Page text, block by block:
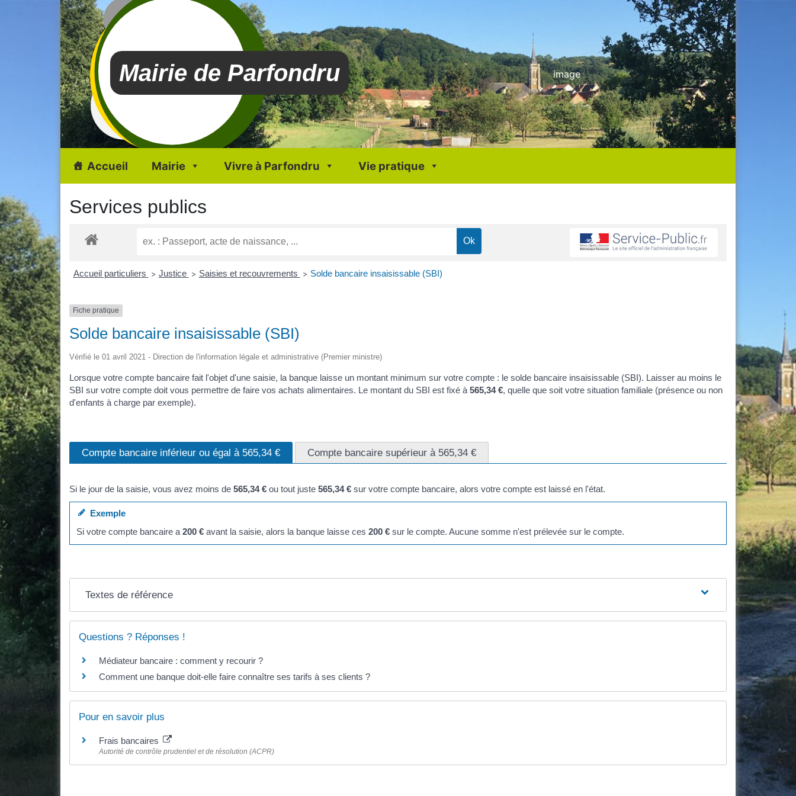
Mairie de Parfondru image
Accueil Mairie Vivre à Parfondru Vie pratique
Services publics
Accueil particuliers > Justice > Saisies et recouvrements > Solde bancaire insaisissable (SBI)
Fiche pratique
Solde bancaire insaisissable (SBI)
Vérifié le 01 avril 2021 - Direction de l'information légale et administrative (Premier ministre)
Lorsque votre compte bancaire fait l'objet d'une saisie, la banque laisse un montant minimum sur votre compte : le solde bancaire insaisissable (SBI). Laisser au moins le
SBI sur votre compte doit vous permettre de faire vos achats alimentaires. Le montant du SBI est fixé à 565,34 €, quelle que soit votre situation familiale (présence ou non
d'enfants à charge par exemple).
Compte bancaire inférieur ou égal à 565,34 € Compte bancaire supérieur à 565,34 €
Si le jour de la saisie, vous avez moins de 565,34 € ou tout juste 565,34 € sur votre compte bancaire, alors votre compte est laissé en l'état.
Exemple
Si votre compte bancaire a200 € avant la saisie, alors la banque laisse ces200 € sur le compte. Aucune somme n'est prélevée sur le compte.
Textes de référence
Questions ? Réponses !
Médiateur bancaire : comment y recourir ?
Comment une banque doit-elle faire connaître ses tarifs à ses clients ?
Pour en savoir plus
Frais bancaires
Autorité de contrôle prudentiel et de résolution (ACPR)